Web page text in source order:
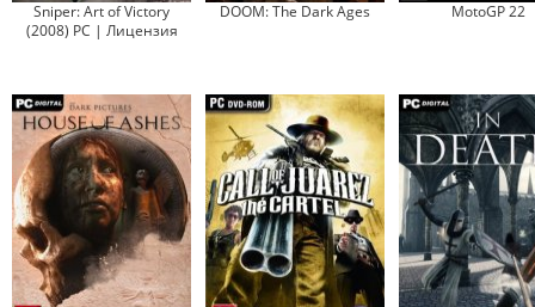
Sniper: Art of Victory
(2008) PC | Лицензия
DOOM: The Dark Ages MotoGP 22